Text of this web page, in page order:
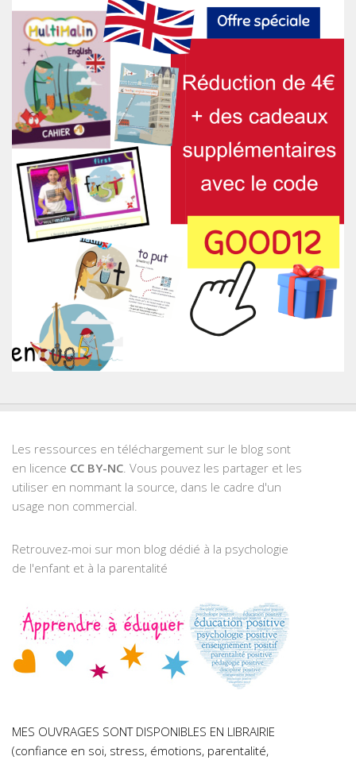
Les ressources en téléchargement sur le blog sont
en licence CC BY-NC. Vous pouvez les partager et les
utiliser en nommant la source, dans le cadre d'un
usage non commercial.
Retrouvez-moi sur mon blog dédié à la psychologie
de l'enfant et à la parentalité
MES OUVRAGES SONT DISPONIBLES EN LIBRAIRIE
(confiance en soi, stress, émotions, parentalité,